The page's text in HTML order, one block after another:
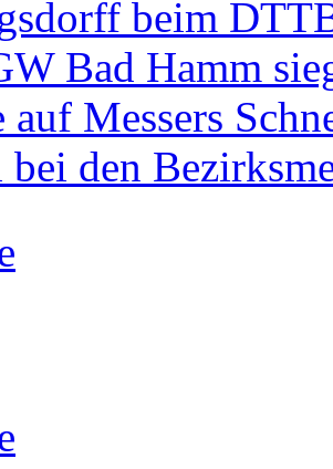
beim
Bad Hamm
auf Messers
bei den